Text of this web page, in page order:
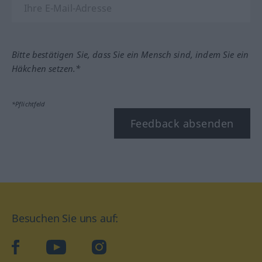
Bitte bestätigen Sie, dass Sie ein Mensch sind, indem Sie ein
Häkchen setzen.*
*Pflichtfeld
Feedback absenden
Besuchen Sie uns auf:
facebookYouTube Instagram